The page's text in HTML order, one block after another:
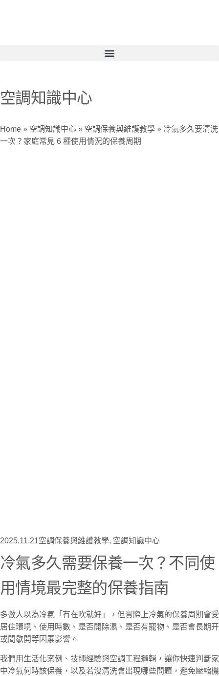
空調知識中心
Home » 空調知識中心 » 空調保養與維護教學 » 冷氣多久要清洗
一次？家庭常見 6 種使用情況的保養周期
2025.11.21空調保養與維護教學, 空調知識中心
冷氣多久需要保養一次？不同使
用情境最完整的保養指南
多數人以為冷氣「有在吹就好」，但實際上冷氣的保養周期會受
居住環境、使用時數、是否開除濕、是否有寵物、是否會長期开
或間歇開等因素影響。
我們用生活化案例、技師經驗與空調工程邏輯，讓你快速判斷家
中冷氣何時該保養，以及若沒清洗會出現哪些問題，避免壓縮機